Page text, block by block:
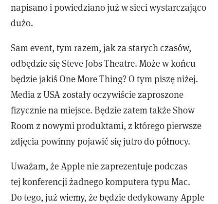
napisano i powiedziano już w sieci wystarczająco
dużo.
Sam event, tym razem, jak za starych czasów,
odbędzie się Steve Jobs Theatre. Może w końcu
będzie jakiś One More Thing? O tym piszę niżej.
Media z USA zostały oczywiście zaproszone
fizycznie na miejsce. Będzie zatem także Show
Room z nowymi produktami, z którego pierwsze
zdjęcia powinny pojawić się jutro do północy.
Uważam, że Apple nie zaprezentuje podczas
tej konferencji żadnego komputera typu Mac.
Do tego, już wiemy, że będzie dedykowany Apple